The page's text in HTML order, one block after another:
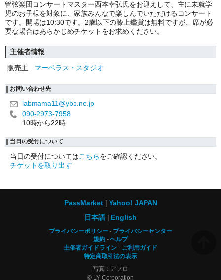
管弦楽団コンサートマスター西本幸弘氏をお迎えして、主に未就学
児のお子様を対象に、家族みんなで楽しんでいただけるコンサート
です。開場は10:30です。2歳以下の膝上鑑賞は無料ですが、席が必
要な場合はあらかじめチケットをお求めください。
主催者情報
販売主
マーベラス・スタジオ
お問い合わせ先
labmama11@ybb.ne.jp
090-2973-7958
10時から22時
当日の受付について
当日の受付についてはこちらをご確認ください。
チケットを取り出す
PassMarket
Yahoo! JAPAN
日本語
English
プライバシーポリシー
プライバシーセンター
規約
ヘルプ
主催者ガイドライン
ご利用ガイド
特定商取引法の表示
写真：アフロ
© LY Corporation